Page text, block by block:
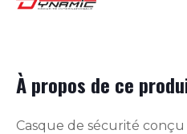
À propos de ce
Casque de sécurité